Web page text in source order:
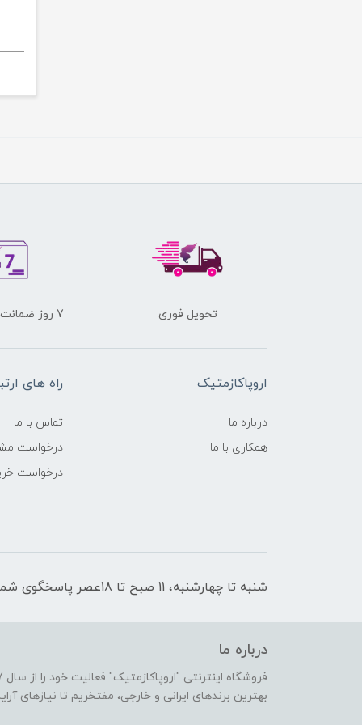
تحویل فوری 7 روز ضمانت برگشت کالا
اروپاکازمتیک
درباره ما
همکاری با ما
راه های
تماس با ما
درخواست
درخواست
شنبه تا چهارشنبه، 11 صبح تا 18عصر پاسخگوی شما هستیم
درباره ما
بهترین برندهای ایرانی و خارجی، مفتخریم تا نیازهای